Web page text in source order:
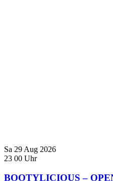
Sa 29 Aug 2026
23 00 Uhr
BOOTYLICIOUS –